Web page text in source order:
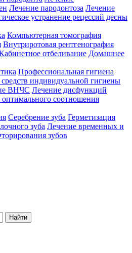
Лечение пародонтоза Лечение
устранение рецессий десны
Компьютерная томография
Внутриротовая рентгенография
отбеливание Домашнее
Профессиональная гигиена
индивидуальной гигиены
ВНЧС Лечение дисфункций
соотношения
Серебрение зуба Герметизация
зуба Лечение временных и
зубов
Найти